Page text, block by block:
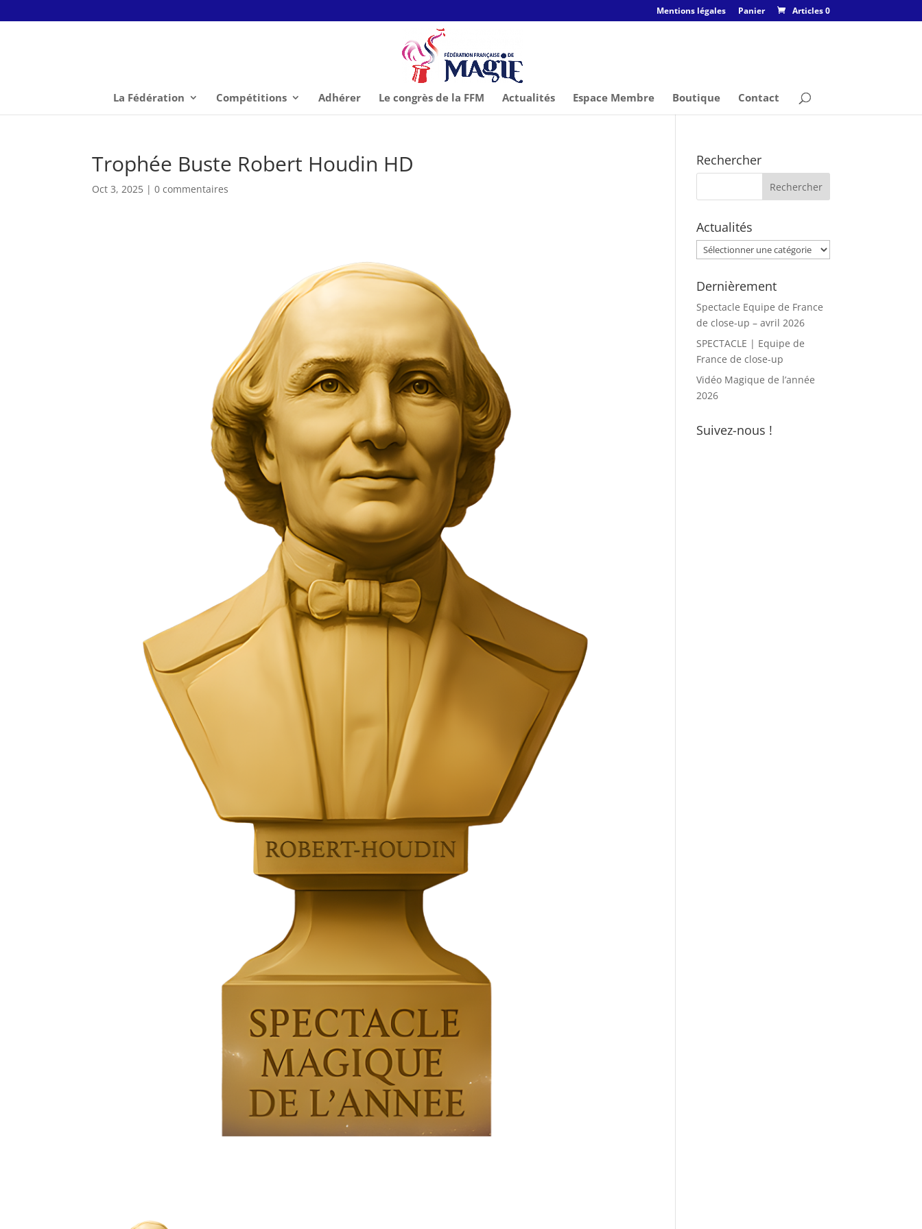
Mentions légales Panier Articles 0
La Fédération Compétitions Adhérer Le congrès de la FFM Actualités Espace Membre Boutique Contact
Trophée Buste Robert Houdin HD
Oct 3, 2025 |0 commentaires
Rechercher
Actualités
Actualités
Dernièrement
Spectacle Equipe de France
de close-up – avril 2026
SPECTACLE | Equipe de
France de close-up
Vidéo Magique de l’année
2026
Suivez-nous !